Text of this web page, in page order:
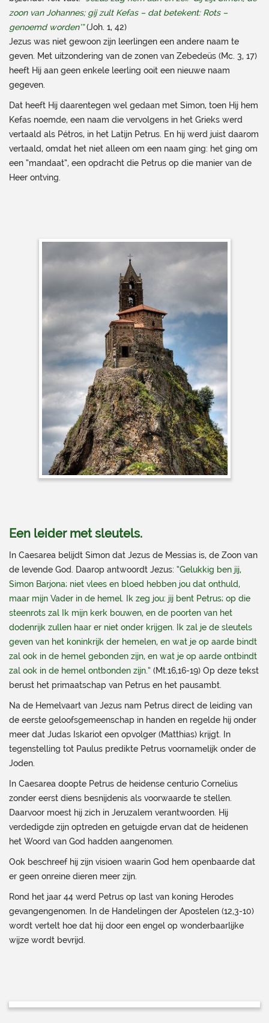
zoon van Johannes; gij zult Kefas – dat betekent: Rots –
genoemd worden’”(Joh. 1, 42)
Jezus was niet gewoon zijn leerlingen een andere naam te
geven. Met uitzondering van de zonen van Zebedeüs (Mc. 3, 17)
heeft Hij aan geen enkele leerling ooit een nieuwe naam
gegeven.
Dat heeft Hij daarentegen wel gedaan met Simon, toen Hij hem
Kefas noemde, een naam die vervolgens in het Grieks werd
vertaald als Pétros, in het Latijn Petrus. En hij werd juist daarom
vertaald, omdat het niet alleen om een naam ging: het ging om
een “mandaat”, een opdracht die Petrus op die manier van de
Heer ontving.
Een leider met sleutels.
In Caesarea belijdt Simon dat Jezus de Messias is, de Zoon van
de levende God. Daarop antwoordt Jezus: “Gelukkig ben jij,
Simon Barjona; niet vlees en bloed hebben jou dat onthuld,
maar mijn Vader in de hemel. Ik zeg jou: jij bent Petrus; op die
steenrots zal Ik mijn kerk bouwen, en de poorten van het
dodenrijk zullen haar er niet onder krijgen. Ik zal je de sleutels
geven van het koninkrijk der hemelen, en wat je op aarde bindt
zal ook in de hemel gebonden zijn, en wat je op aarde ontbindt
zal ook in de hemel ontbonden zijn.” (Mt.16,16-19) Op deze tekst
berust het primaatschap van Petrus en het pausambt.
Na de Hemelvaart van Jezus nam Petrus direct de leiding van
de eerste geloofsgemeenschap in handen en regelde hij onder
meer dat Judas Iskariot een opvolger (Matthias) krijgt. In
tegenstelling tot Paulus predikte Petrus voornamelijk onder de
Joden.
In Caesarea doopte Petrus de heidense centurio Cornelius
zonder eerst diens besnijdenis als voorwaarde te stellen.
Daarvoor moest hij zich in Jeruzalem verantwoorden. Hij
verdedigde zijn optreden en getuigde ervan dat de heidenen
het Woord van God hadden aangenomen.
Ook beschreef hij zijn visioen waarin God hem openbaarde dat
er geen onreine dieren meer zijn.
Rond het jaar 44 werd Petrus op last van koning Herodes
gevangengenomen. In de Handelingen der Apostelen (12,3-10)
wordt vertelt hoe dat hij door een engel op wonderbaarlijke
wijze wordt bevrijd.